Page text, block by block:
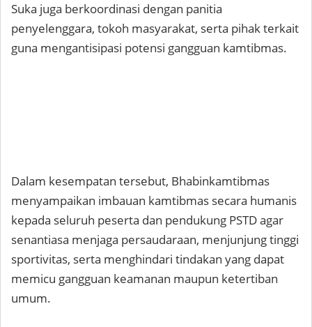
Suka juga berkoordinasi dengan panitia
penyelenggara, tokoh masyarakat, serta pihak terkait
guna mengantisipasi potensi gangguan kamtibmas.
Dalam kesempatan tersebut, Bhabinkamtibmas
menyampaikan imbauan kamtibmas secara humanis
kepada seluruh peserta dan pendukung PSTD agar
senantiasa menjaga persaudaraan, menjunjung tinggi
sportivitas, serta menghindari tindakan yang dapat
memicu gangguan keamanan maupun ketertiban
umum.